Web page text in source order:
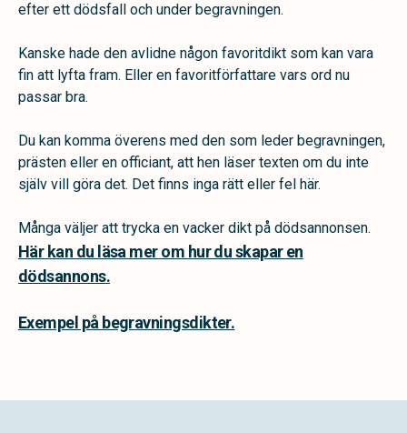
efter ett dödsfall och under begravningen.
Kanske hade den avlidne någon favoritdikt som kan vara
fin att lyfta fram. Eller en favoritförfattare vars ord nu
passar bra.
Du kan komma överens med den som leder begravningen,
prästen eller en officiant, att hen läser texten om du inte
själv vill göra det. Det finns inga rätt eller fel här.
Många väljer att trycka en vacker dikt på dödsannonsen.
Här kan du läsa mer om hur du skapar en
dödsannons.
Exempel på begravningsdikter.